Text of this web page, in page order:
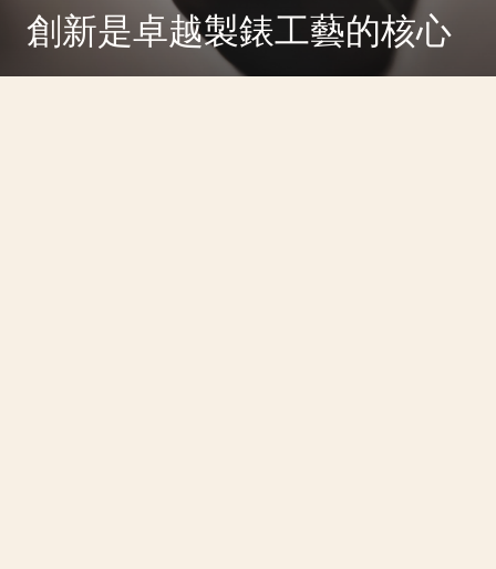
創新是卓越製錶工藝的核心